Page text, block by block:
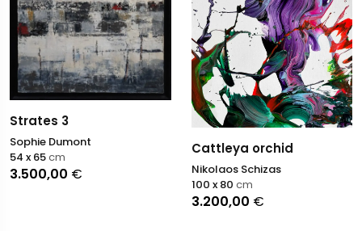
Strates 3
Sophie Dumont
3.500,00 €
54 x 65cm
Cattleya orchid
Nikolaos Schizas
3.200,00 €
100 x 80 cm